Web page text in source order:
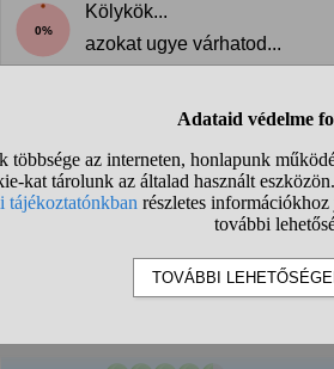
0%
Kölykök...
azokat ugye várhatod...
2/9anonim válasza:
Kevesebbet jár majd el,